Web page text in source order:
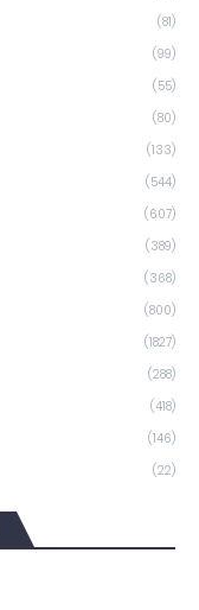
(81)
(99)
(55)
(80)
(133)
(544)
(607)
(389)
(368)
(800)
(1827)
(288)
(418)
(146)
(22)